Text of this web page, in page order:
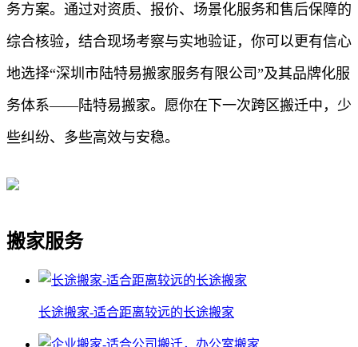
务方案。通过对资质、报价、场景化服务和售后保障的
综合核验，结合现场考察与实地验证，你可以更有信心
地选择“深圳市陆特易搬家服务有限公司”及其品牌化服
务体系——陆特易搬家。愿你在下一次跨区搬迁中，少
些纠纷、多些高效与安稳。
搬家服务
长途搬家-适合距离较远的长途搬家